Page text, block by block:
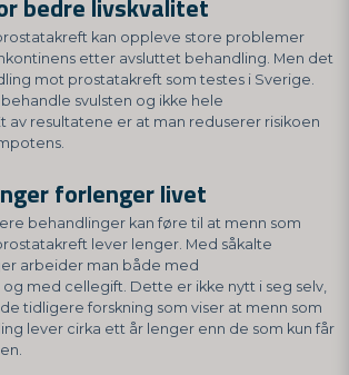
bedre livskvalitet
kan oppleve store problemer
etter avsluttet behandling. Men det
mot prostatakreft som testes i Sverige.
svulsten og ikke hele
av resultatene er at man reduserer risikoen
forlenger livet
behandlinger kan føre til at menn som
lever lenger. Med såkalte
arbeider man både med
med cellegift. Dette er ikke nytt i seg selv,
tidligere forskning som viser at menn som
lever cirka ett år lenger enn de som kun får